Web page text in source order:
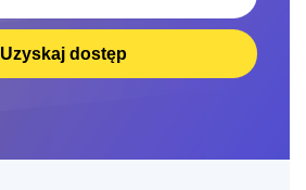
Uzyskaj dostęp